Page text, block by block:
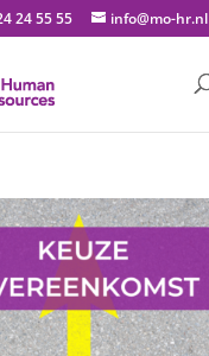
24 55 55 info@mo-hr.nl